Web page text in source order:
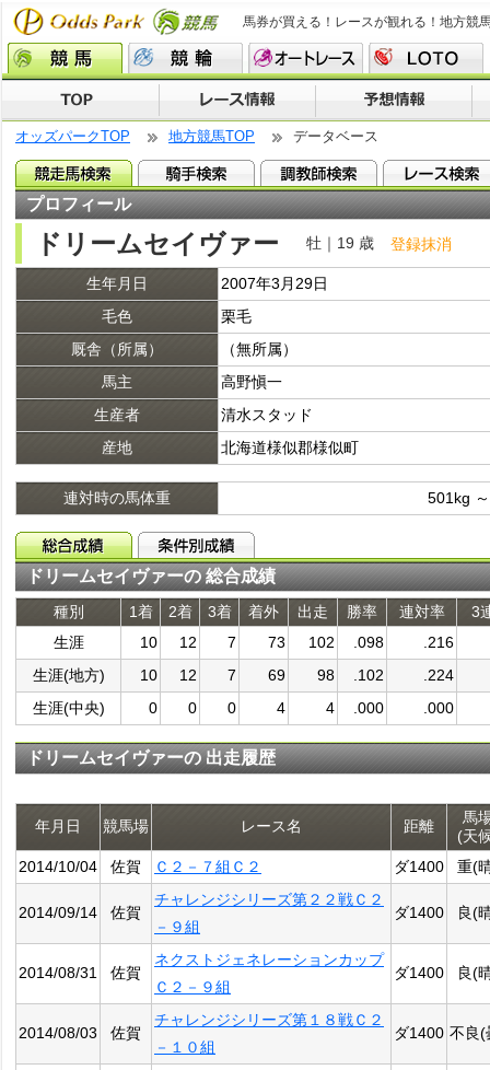
馬券が買える！レースが観れる！地方競
オッズパークTOP 地方競馬TOP データベース
プロフィール
ドリームセイヴァー 牡｜19 歳 登録抹消
生年月日
2007年3月29日
毛色
栗毛
厩舎（所属）
（無所属）
馬主
高野愼一
生産者
清水スタッド
産地
北海道様似郡様似町
連対時の馬体重 501kg
ドリームセイヴァーの 総合成績
種別 1着 2着 3着 着外 出走 勝率 連対率
3
生涯
10 12 7 73 102 .098
.216
生涯(地方)
10 12 7 69 98 .102
.224
生涯(中央)
0 0 0 4 4 .000 .000
ドリームセイヴァーの 出走履歴
年月日 競馬場 レース名 距離
馬
(天
2014/10/04
佐賀 Ｃ２－７組Ｃ２ ダ1400 重(
2014/09/14 佐賀
チャレンジシリーズ第２２戦Ｃ２
－９組
ダ1400 良(
2014/08/31 佐賀
ネクストジェネレーションカップ
Ｃ２－９組
ダ1400 良(
2014/08/03 佐賀
チャレンジシリーズ第１８戦Ｃ２
－１０組
ダ1400 不良(